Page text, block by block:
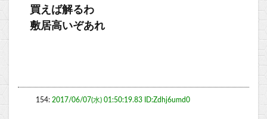
買えば解るわ
敷居高いぞあれ
154: 2017/06/07(水) 01:50:19.83 ID:Zdhj6umd0